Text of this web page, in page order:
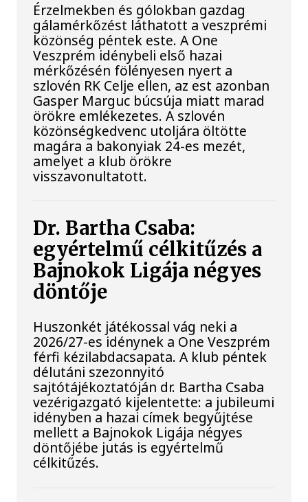
Érzelmekben és gólokban gazdag
gálamérkőzést láthatott a veszprémi
közönség péntek este. A One
Veszprém idénybeli első hazai
mérkőzésén fölényesen nyert a
szlovén RK Celje ellen, az est azonban
Gasper Marguc búcsúja miatt marad
örökre emlékezetes. A szlovén
közönségkedvenc utoljára öltötte
magára a bakonyiak 24-es mezét,
amelyet a klub örökre
visszavonultatott.
Dr. Bartha Csaba:
egyértelmű célkitűzés a
Bajnokok Ligája négyes
döntője
Huszonkét játékossal vág neki a
2026/27-es idénynek a One Veszprém
férfi kézilabdacsapata. A klub péntek
délutáni szezonnyitó
sajtótájékoztatóján dr. Bartha Csaba
vezérigazgató kijelentette: a jubileumi
idényben a hazai címek begyűjtése
mellett a Bajnokok Ligája négyes
döntőjébe jutás is egyértelmű
célkitűzés.